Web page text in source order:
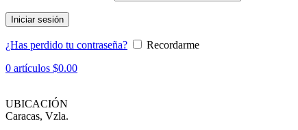
Iniciar sesión
¿Has perdido tu contraseña?
Recordarme
0 artículos $0.00
UBICACIÓN
Caracas, Vzla.